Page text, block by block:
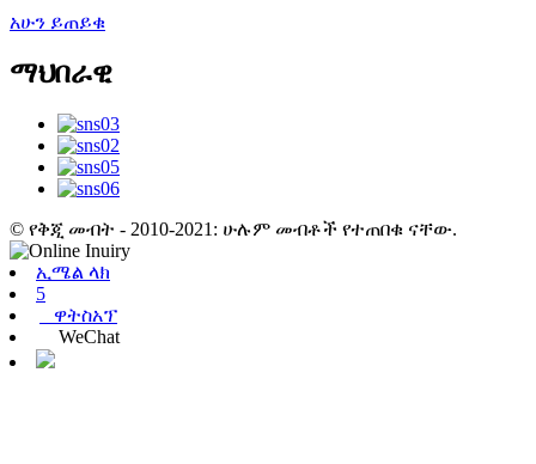
አሁን ይጠይቁ
ማህበራዊ
© የቅጂ መብት - 2010-2021: ሁሉም መብቶች የተጠበቁ ናቸው.
ኢሜል ላክ
5
ዋትስአፕ
WeChat